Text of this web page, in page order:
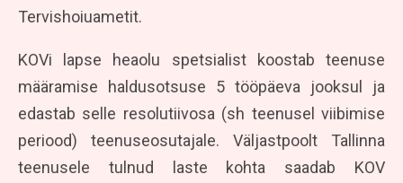
Tervishoiuametit.
KOVi lapse heaolu spetsialist koostab teenuse
määramise haldusotsuse 5 tööpäeva jooksul ja
edastab selle resolutiivosa (sh teenusel viibimise
periood) teenuseosutajale. Väljastpoolt Tallinna
teenusele tulnud laste kohta saadab KOV